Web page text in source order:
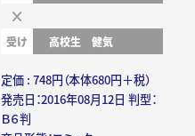
受け 高校生 健気
定価 : 748円（本体680円＋税）
発売日：2016年08月12日 判型：
Ｂ６判